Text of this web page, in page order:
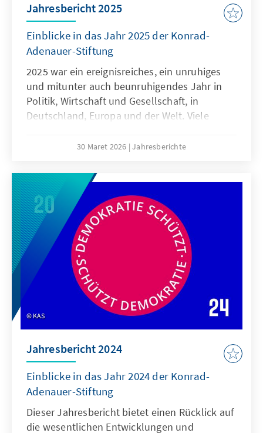
Jahresbericht 2025
Einblicke in das Jahr 2025 der Konrad-
Adenauer-Stiftung
2025 war ein ereignisreiches, ein unruhiges
und mitunter auch beunruhigendes Jahr in
Politik, Wirtschaft und Gesellschaft, in
Deutschland, Europa und der Welt. Viele
die Arbeit der Konrad-Adenauer-Stiftung im
und werden uns weiterhin begleiten. Neue,
bislang unbekannte Aufgaben werden zudem
auf die Tagesordnung drängen, denen wir
unsere Aufmerksamkeit widmen werden.
30 Maret 2026 Jahresberichte
KAS
Jahresbericht 2024
Einblicke in das Jahr 2024 der Konrad-
Adenauer-Stiftung
Dieser Jahresbericht bietet einen Rücklick auf
die wesentlichen Entwicklungen und